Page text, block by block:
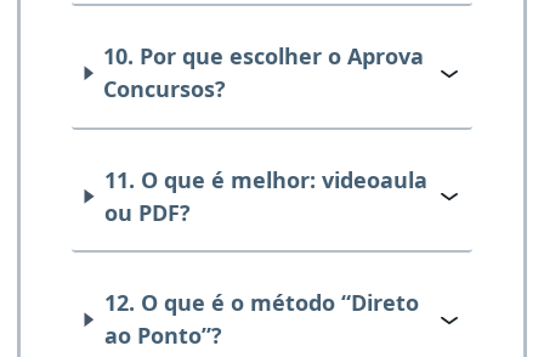
10. Por que escolher o Aprova
Concursos?
11. O que é melhor: videoaula
ou PDF?
12. O que é o método “Direto
ao Ponto”?